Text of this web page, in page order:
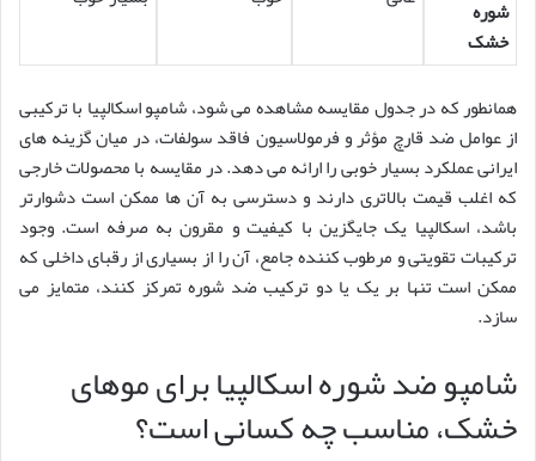
شوره
خشک
همانطور که در جدول مقایسه مشاهده می شود، شامپو اسکالپیا با ترکیبی
از عوامل ضد قارچ مؤثر و فرمولاسیون فاقد سولفات، در میان گزینه های
ایرانی عملکرد بسیار خوبی را ارائه می دهد. در مقایسه با محصولات خارجی
که اغلب قیمت بالاتری دارند و دسترسی به آن ها ممکن است دشوارتر
باشد، اسکالپیا یک جایگزین با کیفیت و مقرون به صرفه است. وجود
ترکیبات تقویتی و مرطوب کننده جامع، آن را از بسیاری از رقبای داخلی که
ممکن است تنها بر یک یا دو ترکیب ضد شوره تمرکز کنند، متمایز می
سازد.
شامپو ضد شوره اسکالپیا برای موهای
خشک، مناسب چه کسانی است؟